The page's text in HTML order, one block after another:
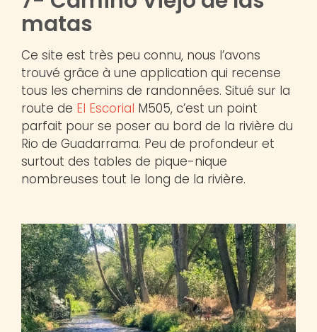
matas
Ce site est très peu connu, nous l’avons
trouvé grâce à une application qui recense
tous les chemins de randonnées. Situé sur la
route de El Escorial M505, c’est un point
parfait pour se poser au bord de la rivière du
Rio de Guadarrama. Peu de profondeur et
surtout des tables de pique-nique
nombreuses tout le long de la rivière.